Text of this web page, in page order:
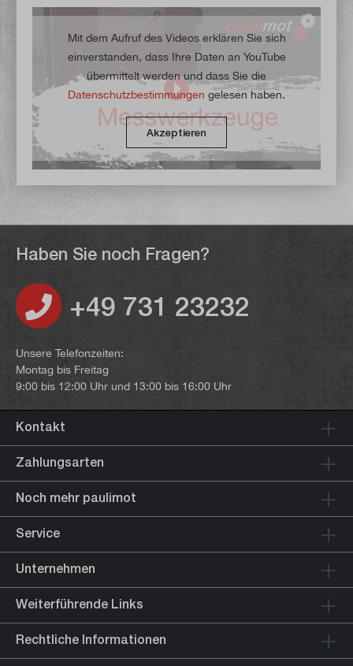
Mit dem Aufruf des Videos erklären Sie sich
einverstanden, dass Ihre Daten an YouTube
übermittelt werden und dass Sie die
Datenschutzbestimmungen gelesen haben.
Akzeptieren
Haben Sie noch Fragen?
+49 731 23232
Unsere Telefonzeiten:
Montag bis Freitag
9:00 bis 12:00 Uhr und 13:00 bis 16:00 Uhr
Kontakt
Zahlungsarten
Noch mehr paulimot
Service
Unternehmen
Weiterführende Links
Rechtliche Informationen